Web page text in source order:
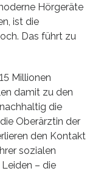
Hörgeräte
ist die
Das führt zu
Millionen
damit zu den
die
Oberärztin der
den Kontakt
sozialen
– die